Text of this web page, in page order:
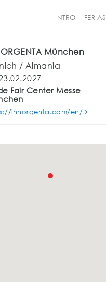
INTRO FERIAS
München
/ Almania
Fair Center Messe
inhorgenta.com/en/